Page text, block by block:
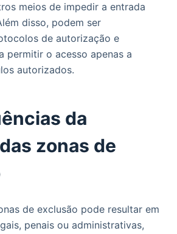
meios de impedir a entrada
disso, podem ser
de autorização e
permitir o acesso apenas a
autorizados.
da
zonas de
de exclusão pode resultar em
penais ou administrativas,